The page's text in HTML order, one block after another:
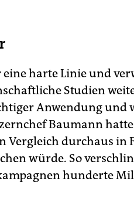
harte Linie und
Studien
Anwendung und
Baumann
Vergleich durchaus in
würde. So
hunderte